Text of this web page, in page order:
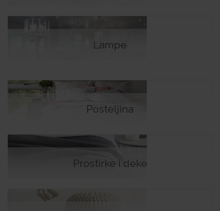
Lampe
Posteljina
Prostirke i deke